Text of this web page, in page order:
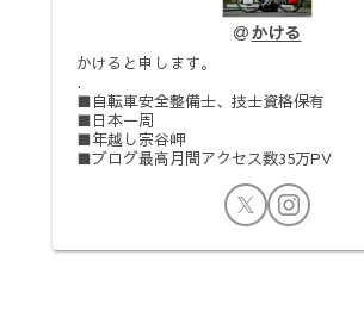
かける
かけると申します。
.
■自転車安全整備士、技士資格保有
■日本一周
■年越し宗谷岬
■ブログ最高月間アクセス数35万PV